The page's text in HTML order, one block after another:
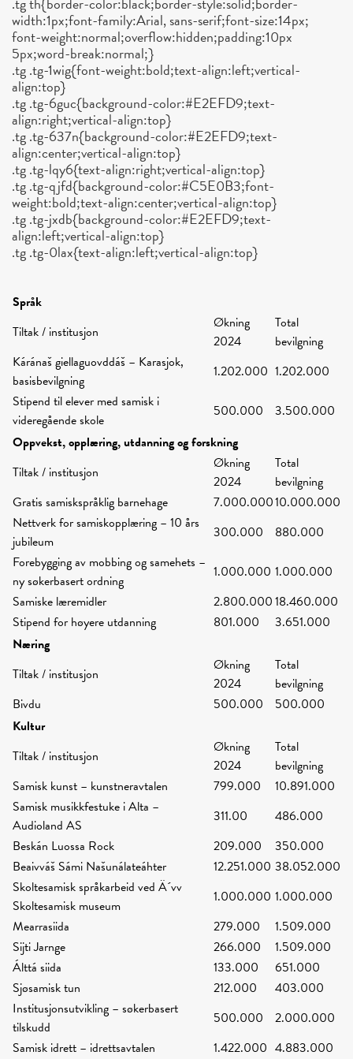
width:1px;font-family:Arial, sans-serif;font-size:14px;
font-weight:normal;overflow:hidden;padding:10px
5px;word-break:normal;}
.tg .tg-1wig{font-weight:bold;text-align:left;vertical-
align:top}
.tg .tg-6guc{background-color:#E2EFD9;text-
align:right;vertical-align:top}
.tg .tg-637n{background-color:#E2EFD9;text-
align:center;vertical-align:top}
.tg .tg-lqy6{text-align:right;vertical-align:top}
.tg .tg-qjfd{background-color:#C5E0B3;font-
weight:bold;text-align:center;vertical-align:top}
.tg .tg-jxdb{background-color:#E2EFD9;text-
align:left;vertical-align:top}
.tg .tg-0lax{text-align:left;vertical-align:top}
Språk
Tiltak / institusjon
Økning
2024
Total
bevilgning
Káránaš giellaguovddáš – Karasjok,
basisbevilgning
1.202.000 1.202.000
Stipend til elever med samisk i
videregående skole
500.000
3.500.000
Oppvekst, opplæring, utdanning og forskning
Tiltak / institusjon
Økning
2024
Total
bevilgning
Gratis samiskspråklig barnehage
7.000.00010.000.000
Nettverk for samiskopplæring – 10 års
jubileum
300.000
880.000
Forebygging av mobbing og samehets –
ny søkerbasert ordning
1.000.000 1.000.000
Samiske læremidler
2.800.00018.460.000
Stipend for høyere utdanning
801.000
3.651.000
Næring
Tiltak / institusjon
Økning
2024
Total
bevilgning
Bivdu
500.000
500.000
Kultur
Tiltak / institusjon
Økning
2024
Total
bevilgning
Samisk kunst – kunstneravtalen
799.000
10.891.000
Samisk musikkfestuke i Alta –
Audioland AS
311.00
486.000
Beskán Luossa Rock
209.000
350.000
Beaivváš Sámi Našunálateáhter
12.251.000 38.052.000
Skoltesamisk språkarbeid ved Ä´vv
Skoltesamisk museum
1.000.000 1.000.000
Mearrasiida
279.000
1.509.000
Sijti Jarnge
266.000
1.509.000
Álttá siida
133.000
651.000
Sjøsamisk tun
212.000
403.000
Institusjonsutvikling – søkerbasert
tilskudd
500.000
2.000.000
Samisk idrett – idrettsavtalen
1.422.000 4.883.000